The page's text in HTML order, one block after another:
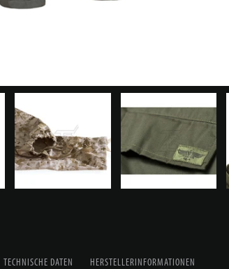
TECHNISCHE DATEN HERSTELLERINFORMATIONEN